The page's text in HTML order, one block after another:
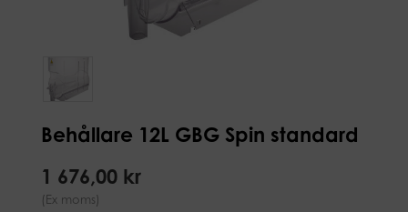
Behållare 12L GBG Spin standard
1 676,00 kr
(Ex moms)